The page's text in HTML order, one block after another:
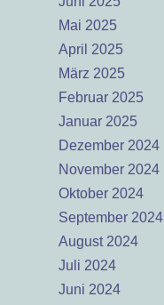
Mai 2025
April 2025
März 2025
Februar 2025
Januar 2025
Dezember 2024
November 2024
Oktober 2024
September 2024
August 2024
Juli 2024
Juni 2024